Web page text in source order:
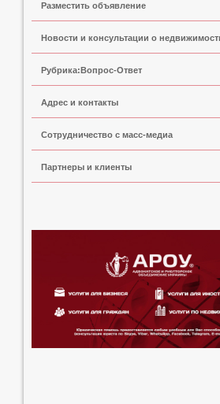
Разместить объявление
Новости и консультации о
Рубрика:Вопрос-Ответ
Адрес и контакты
Сoтрудничество с масс-медиа
Партнеры и клиенты